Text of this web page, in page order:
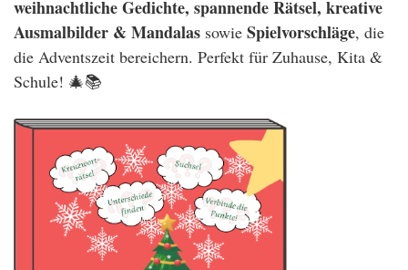
weihnachtliche Gedichte, spannende Rätsel, kreative
Ausmalbilder & Mandalas sowie Spielvorschläge, die
die Adventszeit bereichern. Perfekt für Zuhause, Kita &
Schule! 🎄📚